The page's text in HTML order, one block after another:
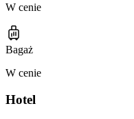
W cenie
Bagaż
W cenie
Hotel